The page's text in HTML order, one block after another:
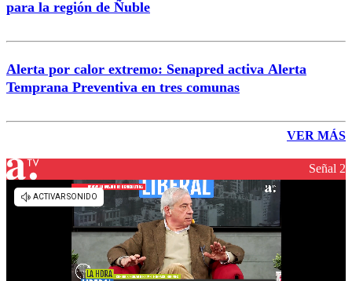
para la región de Ñuble
Alerta por calor extremo: Senapred activa Alerta
Temprana Preventiva en tres comunas
VER MÁS
Señal 2